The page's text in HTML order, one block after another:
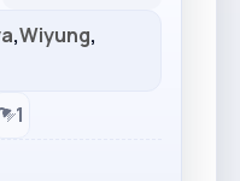
,Wiyung,
1